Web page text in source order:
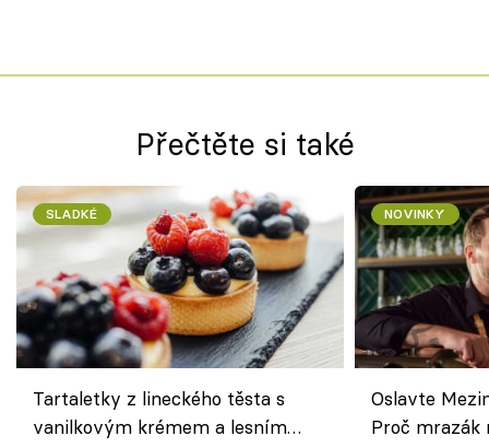
Přečtěte si také
SLADKÉ
Tartaletky z lineckého těsta s
vanilkovým krémem a lesním
NOVINKY
Oslavte
Proč